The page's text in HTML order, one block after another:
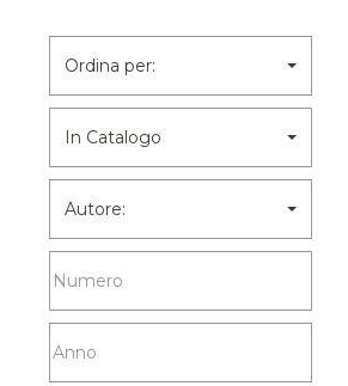
Ordina per:
In Catalogo
Autore: